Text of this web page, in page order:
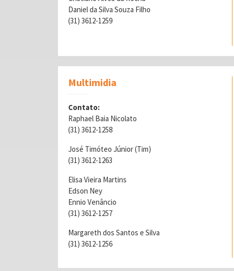
Daniel da Silva Souza Filho
(31) 3612-1259
Multimidia
Contato:
Raphael Baia Nicolato
(31) 3612-1258
José Timóteo Júnior (Tim)
(31) 3612-1263
Elisa Vieira Martins
Edson Ney
Ennio Venâncio
(31) 3612-1257
Margareth dos Santos e Silva
(31) 3612-1256